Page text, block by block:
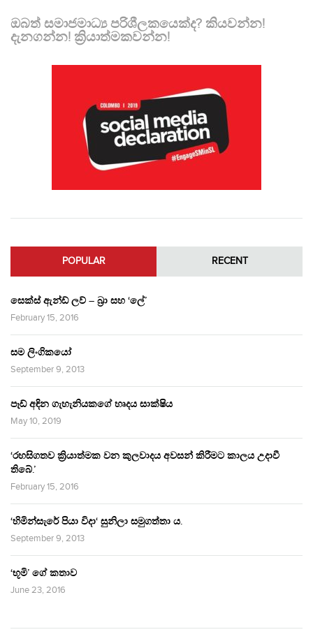
ඔබත් සමාජමාධ්‍ය පරිශීලකයෙක්ද? කියවන්න!
දැනගන්න! ක්‍රියාත්මකවන්න!
POPULAR RECENT
සෙක්ස් ඇන්ඩ් ලව් – බ්‍රා සහ ‘ලේ’
February 15, 2016
සම ලිංගිකයෝ
September 9, 2013
පෑඩ් අඳින ගැහැනියකගේ හෘදය සාක්ෂිය
May 10, 2019
‘රහසිගතව ක්‍රියාත්මක වන කුලවාදය අවසන් කිරීමට කාලය උදාවී
තිබේ.’
February 15, 2016
‘හිමින්සැරේ පියා විදා‘ සුනිලා සමුගත්තා ය.
September 9, 2013
‘භූමි’ ගේ කතාව
June 23, 2016